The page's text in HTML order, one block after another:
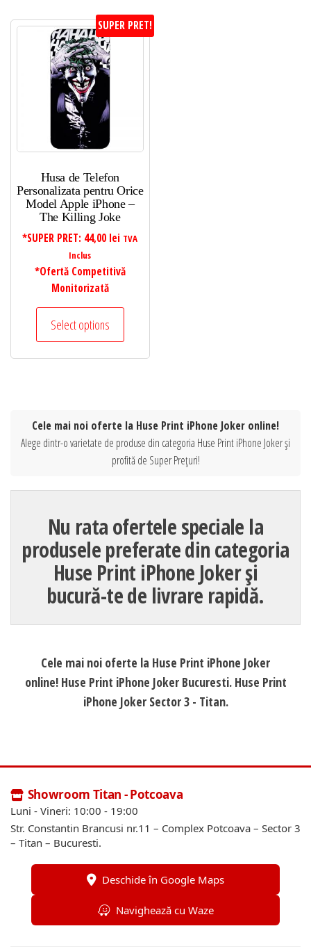
SUPER PRET!
Husa de Telefon
Personalizata pentru Orice
Model Apple iPhone –
The Killing Joke
*SUPER PRET: 44,00 lei TVA
Inclus
*Ofertă Competitivă
Monitorizată
Select options
Cele mai noi oferte la Huse Print iPhone Joker online!
Alege dintr-o varietate de produse din categoria Huse Print iPhone Joker și
profită de Super Prețuri!
Nu rata ofertele speciale la
produsele preferate din categoria
Huse Print iPhone Joker și
bucură-te de livrare rapidă.
Cele mai noi oferte la Huse Print iPhone Joker
online! Huse Print iPhone Joker Bucuresti. Huse Print
iPhone Joker Sector 3 - Titan.
Showroom Titan - Potcoava
Luni - Vineri: 10:00 - 19:00
Str. Constantin Brancusi nr.11 – Complex Potcoava – Sector 3
– Titan – Bucuresti.
Deschide în Google Maps
Navighează cu Waze